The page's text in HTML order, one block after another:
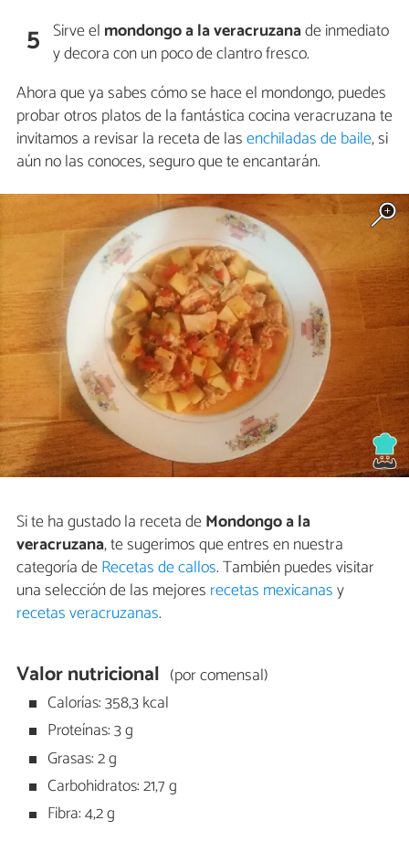
5 Sirve el mondongo a la veracruzanade inmediato
y decora con un poco de clantro fresco.
Ahora que ya sabes cómo se hace el mondongo, puedes
probar otros platos de la fantástica cocina veracruzana te
invitamos a revisar la receta de lasenchiladas de baile, si
aún no las conoces, seguro que te encantarán.
Si te ha gustado la receta deMondongo a la
veracruzana, te sugerimos que entres en nuestra
categoría deRecetas de callos. También puedes visitar
una selección de las mejores recetas mexicanasy
recetas veracruzanas.
Valor nutricional (por comensal)
Calorías: 358,3 kcal
Proteínas: 3 g
Grasas: 2 g
Carbohidratos: 21,7 g
Fibra: 4,2 g